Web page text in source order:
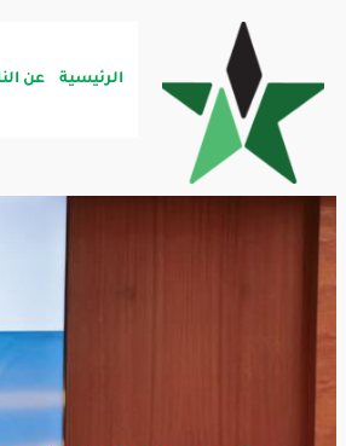
الرئيسية عن